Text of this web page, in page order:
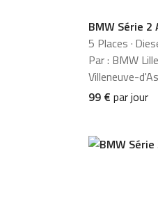
BMW Série
5 Places ·
Par : BMW Lille
Villeneuve-
99 € par jour